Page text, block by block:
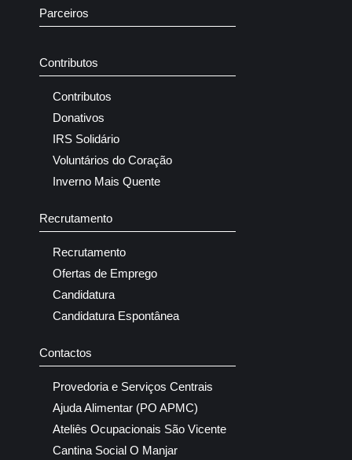
Parceiros
Contributos
Contributos
Donativos
IRS Solidário
Voluntários do Coração
Inverno Mais Quente
Recrutamento
Recrutamento
Ofertas de Emprego
Candidatura
Candidatura Espontânea
Contactos
Provedoria e Serviços Centrais
Ajuda Alimentar (PO APMC)
Ateliês Ocupacionais São Vicente
Cantina Social O Manjar